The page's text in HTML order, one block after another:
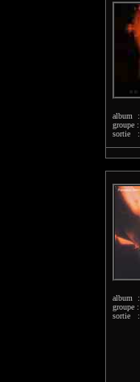
album :
groupe :
sortie :
album :
groupe :
sortie :